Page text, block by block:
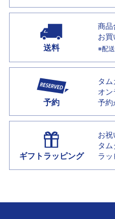
送料
商品
お
※配
予約
タ
オ
予約
ギフトラッピング
お祝
タ
ラ